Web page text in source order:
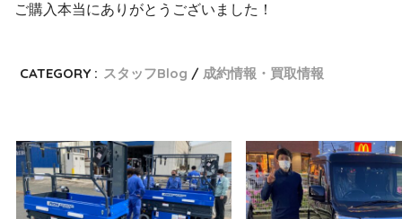
ご購入本当にありがとうございました！
CATEGORY : スタッフBlog 成約情報・買取情報